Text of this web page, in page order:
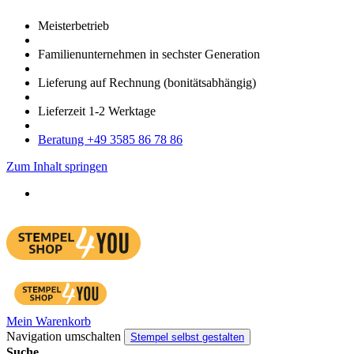
Meister­betrieb
Familien­unter­nehmen in sechster Gene­ration
Lieferung auf Rech­nung (bonitätsabhängig)
Liefer­zeit 1-2 Werk­tage
Bera­tung +49 3585 86 78 86
Zum Inhalt springen
Mein Warenkorb
Navigation umschalten
Stempel selbst gestalten